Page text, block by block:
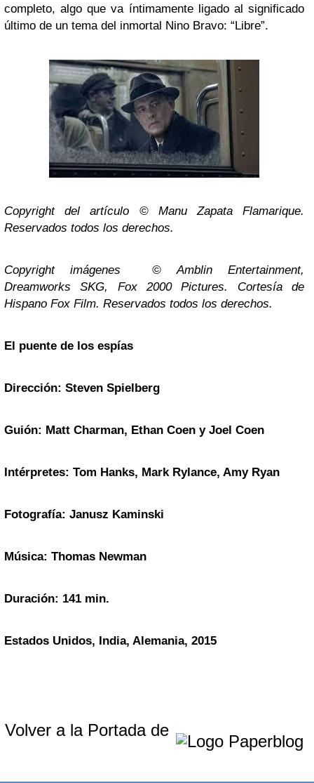
completo, algo que va íntimamente ligado al significado
último de un tema del inmortal Nino Bravo: “Libre”.
Copyright del artículo © Manu Zapata Flamarique.
Reservados todos los derechos.
Copyright imágenes © Amblin Entertainment,
Dreamworks SKG, Fox 2000 Pictures. Cortesía de
Hispano Fox Film. Reservados todos los derechos.
El puente de los espías
Dirección: Steven Spielberg
Guión: Matt Charman, Ethan Coen y Joel Coen
Intérpretes: Tom Hanks, Mark Rylance, Amy Ryan
Fotografía: Janusz Kaminski
Música: Thomas Newman
Duración: 141 min.
Estados Unidos, India, Alemania, 2015
Volver a la Portada de